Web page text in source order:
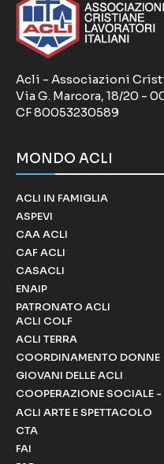
Acli - Associazioni
Via G. Marcora, 18/20 -
CF 80053230589
MONDO ACLI
ACLI IN FAMIGLIA
ASPEVI
CAA ACLI
CAF ACLI
CASACLI
ENAIP
PATRONATO ACLI
ACLI COLF
ACLI TERRA
COORDINAMENTO DONNE
GIOVANI DELLE ACLI
COOPERAZIONE SOCIALE -
ACLI ARTE E SPETTACOLO
CTA
FAI